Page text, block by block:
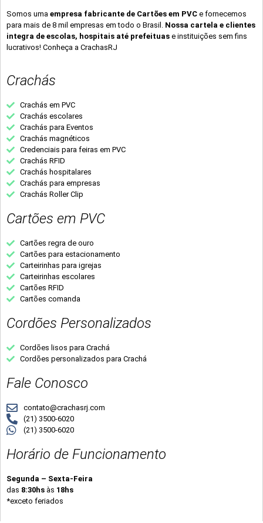
Somos uma empresa fabricante de Cartões em PVC e fornecemos
para mais de 8 mil empresas em todo o Brasil. Nossa cartela e clientes
integra de escolas, hospitais até prefeituas e instituições sem fins
lucrativos! Conheça a CrachasRJ
Crachás
Crachás em PVC
Crachás escolares
Crachás para Eventos
Crachás magnéticos
Credenciais para feiras em PVC
Crachás RFID
Crachás hospitalares
Crachás para empresas
Crachás Roller Clip
Cartões em PVC
Cartões regra de ouro
Cartões para estacionamento
Carteirinhas para igrejas
Carteirinhas escolares
Cartões RFID
Cartões comanda
Cordões Personalizados
Cordões lisos para Crachá
Cordões personalizados para Crachá
Fale Conosco
contato@crachasrj.com
(21) 3500-6020
(21) 3500-6020
Horário de Funcionamento
Segunda – Sexta-Feira
das 8:30hs às 18hs
*exceto feriados